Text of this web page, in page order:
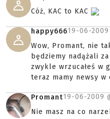
Cóż, KAC to KAC
happy66619-06-2009
Wow, Promant, nie
będziemy nadążali
zwykle wrzucałeś w
teraz mamy newsy w
Promant19-06-2009
Nie masz na co